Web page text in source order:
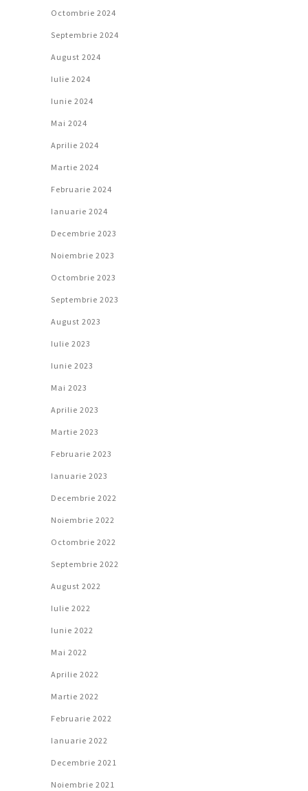
Octombrie 2024
Septembrie 2024
August 2024
Iulie 2024
Iunie 2024
Mai 2024
Aprilie 2024
Martie 2024
Februarie 2024
Ianuarie 2024
Decembrie 2023
Noiembrie 2023
Octombrie 2023
Septembrie 2023
August 2023
Iulie 2023
Iunie 2023
Mai 2023
Aprilie 2023
Martie 2023
Februarie 2023
Ianuarie 2023
Decembrie 2022
Noiembrie 2022
Octombrie 2022
Septembrie 2022
August 2022
Iulie 2022
Iunie 2022
Mai 2022
Aprilie 2022
Martie 2022
Februarie 2022
Ianuarie 2022
Decembrie 2021
Noiembrie 2021